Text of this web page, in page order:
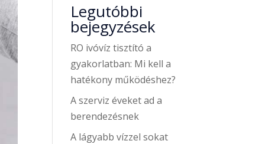
Legutóbbi
bejegyzések
RO ivóvíz tisztító a
gyakorlatban: Mi kell a
hatékony működéshez?
A szerviz éveket ad a
berendezésnek
A lágyabb vízzel sokat